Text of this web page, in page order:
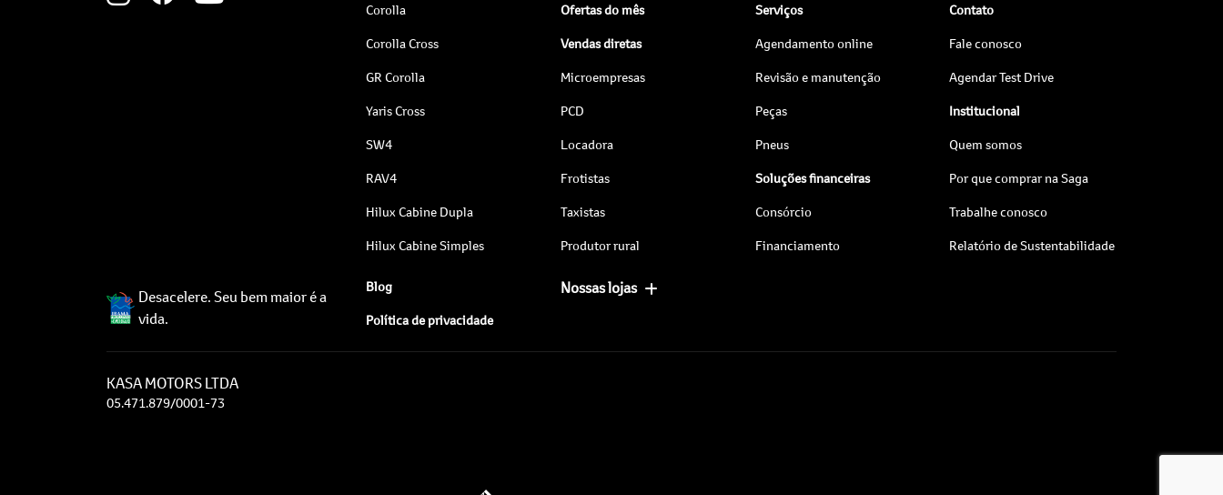
Desacelere. Seu bem maior é a
vida.
Corolla
Corolla Cross
GR Corolla
Yaris Cross
SW4
RAV4
Hilux Cabine Dupla
Hilux Cabine Simples
Ofertas do mês
Vendas diretas
Microempresas
PCD
Locadora
Frotistas
Taxistas
Produtor rural
Serviços
Agendamento online
Revisão e manutenção
Peças
Pneus
Soluções financeiras
Consórcio
Financiamento
Contato
Fale conosco
Agendar Test Drive
Institucional
Quem somos
Por que comprar na Saga
Trabalhe conosco
Relatório de Sustentabilidade
Blog
Política de privacidade
Nossas lojas
KASA MOTORS LTDA
05.471.879/0001-73